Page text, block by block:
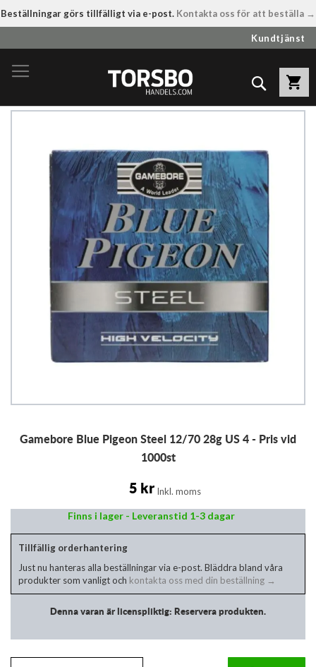
Beställningar görs tillfälligt via e-post. Kontakta oss för att beställa →
till
innehållet
Kundtjänst
Sök
bildgalleriet
Gamebore Blue Pigeon Steel 12/70 28g US 4 - Pris vid
1000st
5 kr Inkl. moms
Finns i lager - Leveranstid 1-3 dagar
Tillfällig orderhantering
Just nu hanteras alla beställningar via e-post. Bläddra bland våra
produkter som vanligt och kontakta oss med din beställning →
Denna varan är licenspliktig: Reservera produkten.